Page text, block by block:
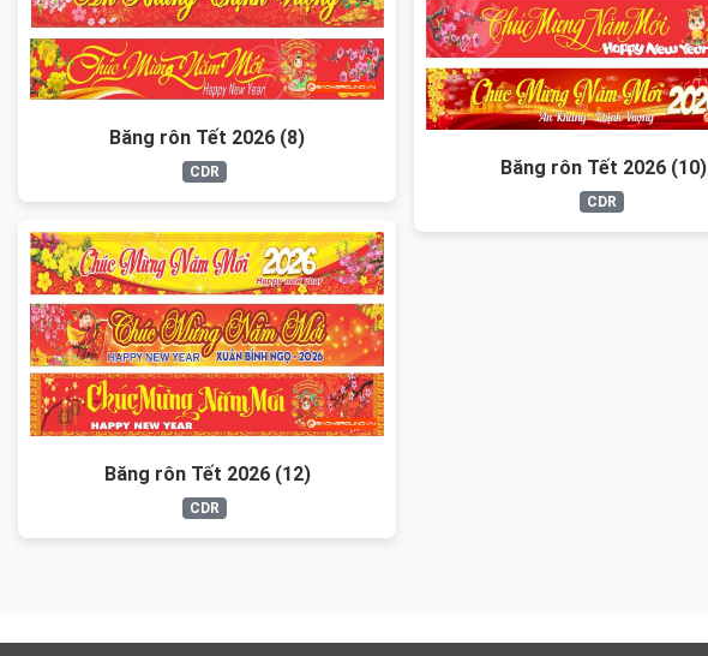
Băng rôn Tết 2026 (8)
CDR Băng rôn Tết 2026 (10)
CDR
Băng rôn Tết 2026 (12)
CDR